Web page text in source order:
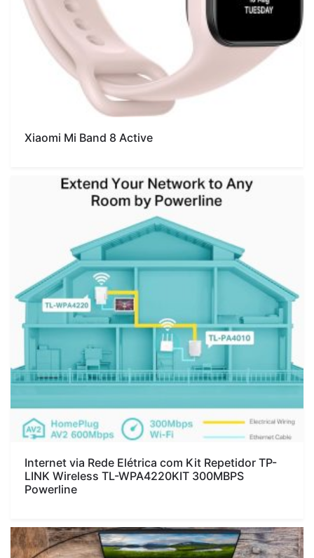
Xiaomi Mi Band 8 Active
Internet via Rede Elétrica com Kit Repetidor TP-
LINK Wireless TL-WPA4220KIT 300MBPS
Powerline